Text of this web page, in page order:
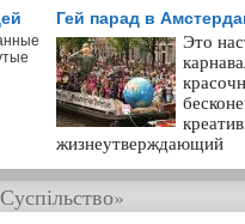
Гей парад в
Это
жизнеутверждающий